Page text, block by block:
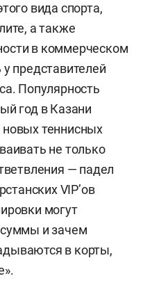
вида спорта,
а также
в коммерческом
представителей
Популярность
год в Казани
новых теннисных
не только
— падел
VIP’ов
могут
и зачем
в корты,